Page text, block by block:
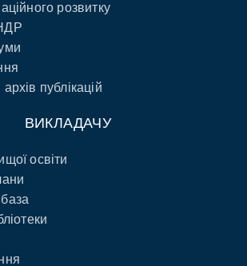
розвитку
публікацій
ВИКЛАДАЧУ
освіти